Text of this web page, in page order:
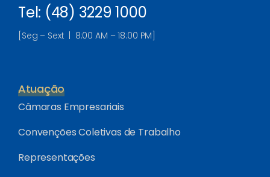
Tel: (48) 3229 1000
[Seg – Sext | 8:00 AM – 18:00 PM]
Atuação
Câmaras Empresariais
Convenções Coletivas de Trabalho
Representações